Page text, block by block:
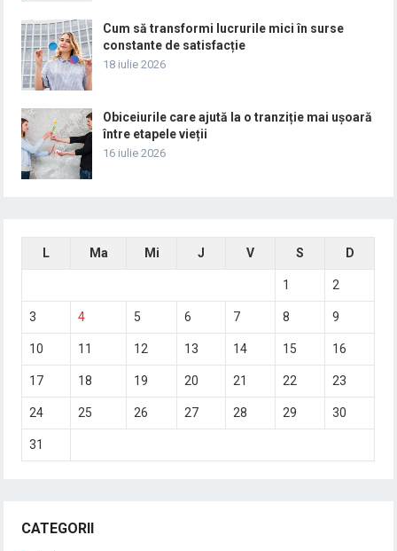
Cum să transformi lucrurile mici în surse
constante de satisfacție
18 iulie 2026
Obiceiurile care ajută la o tranziție mai ușoară
între etapele vieții
16 iulie 2026
L Ma Mi J V S D
1 2
3 4 5 6 7 8 9
10 11 12 13 14 15 16
17 18 19 20 21 22 23
24 25 26 27 28 29 30
31
CATEGORII